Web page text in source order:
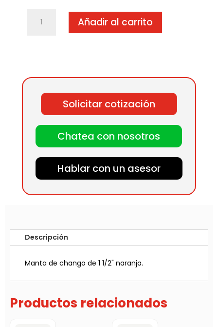
cantidad
Añadir al carrito
Solicitar cotización
Chatea con nosotros
Hablar con un asesor
Descripción
Manta de chango de 1 1/2" naranja.
Productos relacionados